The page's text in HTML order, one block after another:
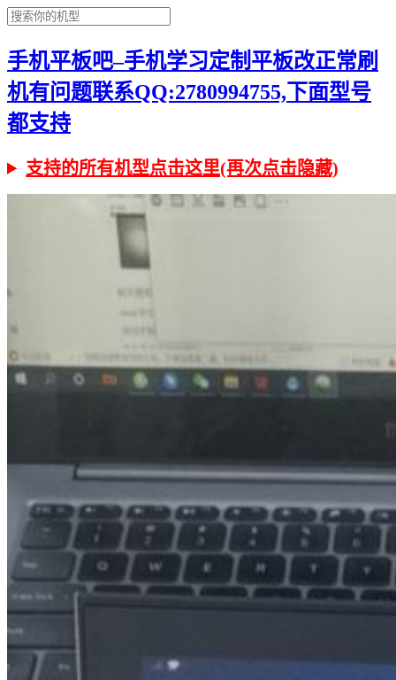
手机平板吧–手机学习定制平板改正常刷
机有问题联系QQ:2780994755,下面型号
都支持
支持的所有机型点击这里(再次点击隐藏)